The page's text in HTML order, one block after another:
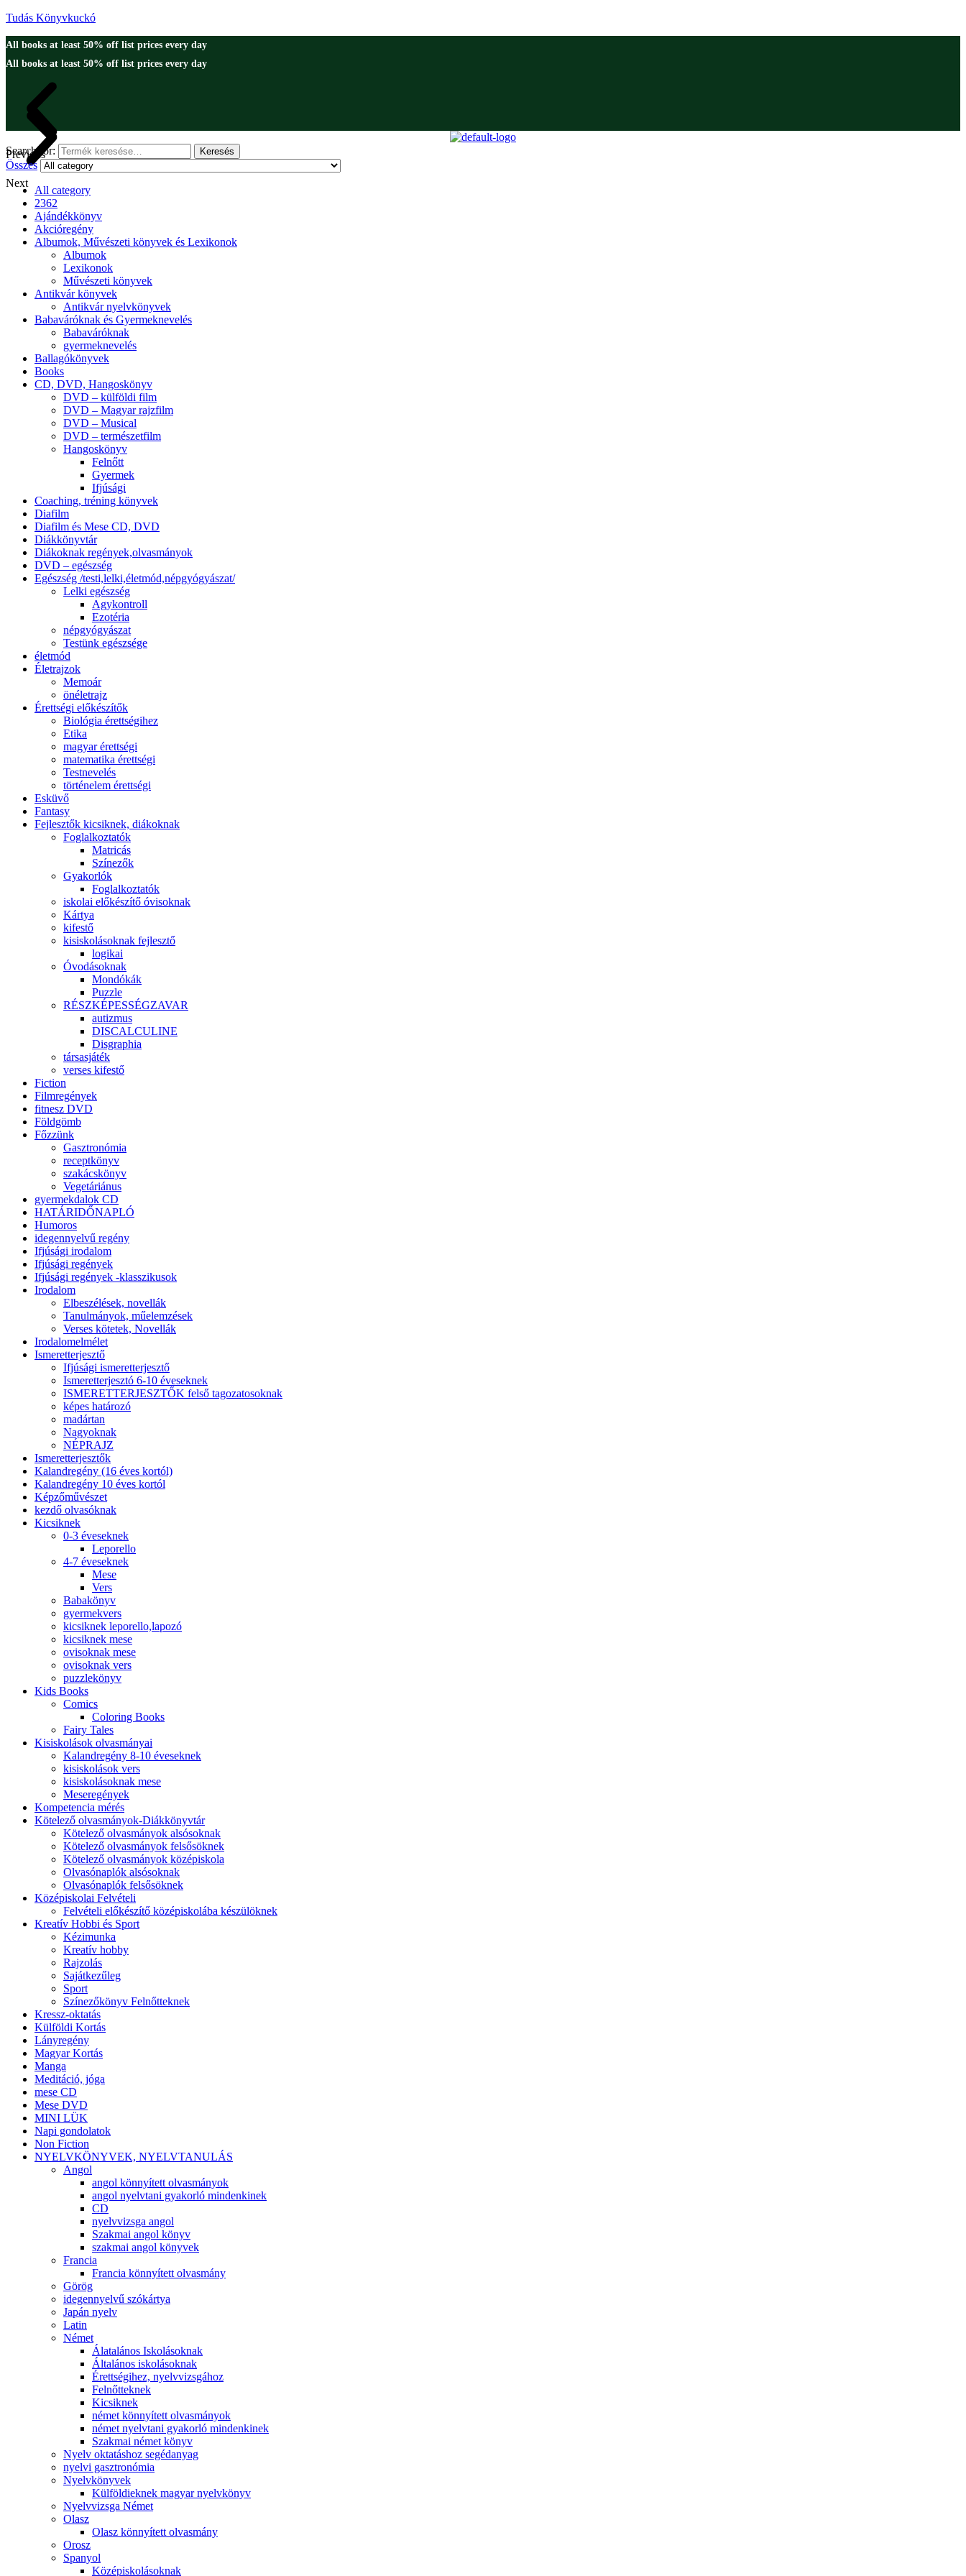
Tudás Könyvkuckó
All books at least 50% off list prices every day
All books at least 50% off list prices every day
Previous
Next
Search for: Keresés
Összes
All category
2362
Ajándékkönyv
Akcióregény
Albumok, Művészeti könyvek és Lexikonok
Albumok
Lexikonok
Művészeti könyvek
Antikvár könyvek
Antikvár nyelvkönyvek
Babaváróknak és Gyermeknevelés
Babaváróknak
gyermeknevelés
Ballagókönyvek
Books
CD, DVD, Hangoskönyv
DVD – külföldi film
DVD – Magyar rajzfilm
DVD – Musical
DVD – természetfilm
Hangoskönyv
Felnőtt
Gyermek
Ifjúsági
Coaching, tréning könyvek
Diafilm
Diafilm és Mese CD, DVD
Diákkönyvtár
Diákoknak regények,olvasmányok
DVD – egészség
Egészség /testi,lelki,életmód,népgyógyászat/
Lelki egészség
Agykontroll
Ezotéria
népgyógyászat
Testünk egészsége
életmód
Életrajzok
Memoár
önéletrajz
Érettségi előkészítők
Biológia érettségihez
Etika
magyar érettségi
matematika érettségi
Testnevelés
történelem érettségi
Esküvő
Fantasy
Fejlesztők kicsiknek, diákoknak
Foglalkoztatók
Matricás
Színezők
Gyakorlók
Foglalkoztatók
iskolai előkészítő óvisoknak
Kártya
kifestő
kisiskolásoknak fejlesztő
logikai
Óvodásoknak
Mondókák
Puzzle
RÉSZKÉPESSÉGZAVAR
autizmus
DISCALCULINE
Disgraphia
társasjáték
verses kifestő
Fiction
Filmregények
fitnesz DVD
Földgömb
Főzzünk
Gasztronómia
receptkönyv
szakácskönyv
Vegetáriánus
gyermekdalok CD
HATÁRIDŐNAPLÓ
Humoros
idegennyelvű regény
Ifjúsági irodalom
Ifjúsági regények
Ifjúsági regények -klasszikusok
Irodalom
Elbeszélések, novellák
Tanulmányok, műelemzések
Verses kötetek, Novellák
Irodalomelmélet
Ismeretterjesztő
Ifjúsági ismeretterjesztő
Ismeretterjesztó 6-10 éveseknek
ISMERETTERJESZTŐK felső tagozatosoknak
képes határozó
madártan
Nagyoknak
NÉPRAJZ
Ismeretterjesztők
Kalandregény (16 éves kortól)
Kalandregény 10 éves kortól
Képzőművészet
kezdő olvasóknak
Kicsiknek
0-3 éveseknek
Leporello
4-7 éveseknek
Mese
Vers
Babakönyv
gyermekvers
kicsiknek leporello,lapozó
kicsiknek mese
ovisoknak mese
ovisoknak vers
puzzlekönyv
Kids Books
Comics
Coloring Books
Fairy Tales
Kisiskolások olvasmányai
Kalandregény 8-10 éveseknek
kisiskolások vers
kisiskolásoknak mese
Meseregények
Kompetencia mérés
Kötelező olvasmányok-Diákkönyvtár
Kötelező olvasmányok alsósoknak
Kötelező olvasmányok felsősöknek
Kötelező olvasmányok középiskola
Olvasónaplók alsósoknak
Olvasónaplók felsősöknek
Középiskolai Felvételi
Felvételi előkészítő középiskolába készülöknek
Kreatív Hobbi és Sport
Kézimunka
Kreatív hobby
Rajzolás
Sajátkezűleg
Sport
Színezőkönyv Felnőtteknek
Kressz-oktatás
Külföldi Kortás
Lányregény
Magyar Kortás
Manga
Meditáció, jóga
mese CD
Mese DVD
MINI LÜK
Napi gondolatok
Non Fiction
NYELVKÖNYVEK, NYELVTANULÁS
Angol
angol könnyített olvasmányok
angol nyelvtani gyakorló mindenkinek
CD
nyelvvizsga angol
Szakmai angol könyv
szakmai angol könyvek
Francia
Francia könnyített olvasmány
Görög
idegennyelvű szókártya
Japán nyelv
Latin
Német
Álatalános Iskolásoknak
Általános iskolásoknak
Érettségihez, nyelvvizsgához
Felnőtteknek
Kicsiknek
német könnyített olvasmányok
német nyelvtani gyakorló mindenkinek
Szakmai német könyv
Nyelv oktatáshoz segédanyag
nyelvi gasztronómia
Nyelvkönyvek
Külföldieknek magyar nyelvkönyv
Nyelvvizsga Német
Olasz
Olasz könnyített olvasmány
Orosz
Spanyol
Középiskolásoknak